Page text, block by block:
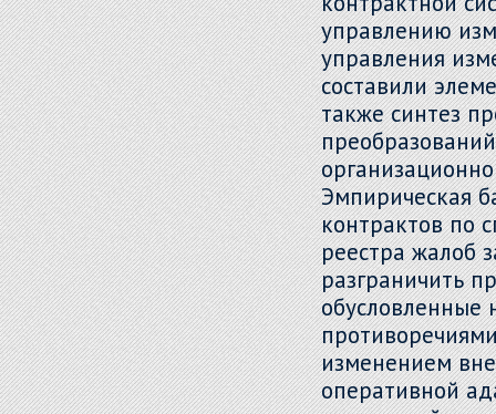
управлению
управления
составили
также синтез
Эмпирическая
контрактов по
реестра жалоб
разграничить
обусловленные
изменением
оперативной